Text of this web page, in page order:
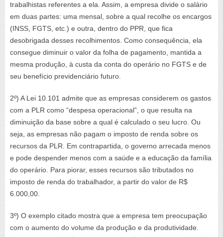
trabalhistas referentes a ela. Assim, a empresa divide o salário
em duas partes: uma mensal, sobre a qual recolhe os encargos
(INSS, FGTS, etc.) e outra, dentro do PPR, que fica
desobrigada desses recolhimentos. Como consequência, ela
consegue diminuir o valor da folha de pagamento, mantida a
mesma produção, à custa da conta do operário no FGTS e de
seu benefício previdenciário futuro.
2º) A Lei 10.101 admite que as empresas considerem os gastos
com a PLR como “despesa operacional”, o que resulta na
diminuição da base sobre a qual é calculado o seu lucro. Ou
seja, as empresas não pagam o imposto de renda sobre os
recursos da PLR. Em contrapartida, o governo arrecada menos
e pode despender menos com a saúde e a educação da família
do operário. Para piorar, esses recursos são tributados no
imposto de renda do trabalhador, a partir do valor de R$
6.000,00.
3º) O exemplo citado mostra que a empresa tem preocupação
com o aumento do volume da produção e da produtividade.